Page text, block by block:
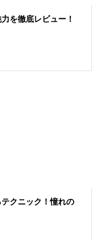
を徹底レビュー！
クニック！憧れの